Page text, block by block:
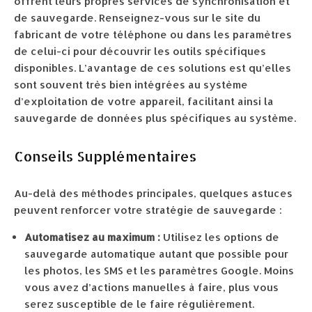
de sauvegarde. Renseignez-vous sur le site du
fabricant de votre téléphone ou dans les paramètres
de celui-ci pour découvrir les outils spécifiques
disponibles. L’avantage de ces solutions est qu’elles
sont souvent très bien intégrées au système
d’exploitation de votre appareil, facilitant ainsi la
sauvegarde de données plus spécifiques au système.
Conseils Supplémentaires
Au-delà des méthodes principales, quelques astuces
peuvent renforcer votre stratégie de sauvegarde :
Automatisez au maximum : Utilisez les options de
sauvegarde automatique autant que possible pour
les photos, les SMS et les paramètres Google. Moins
vous avez d’actions manuelles à faire, plus vous
serez susceptible de le faire régulièrement.